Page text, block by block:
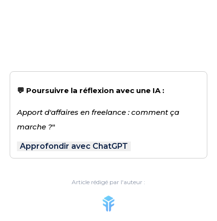
💬 Poursuivre la réflexion avec une IA :
Apport d'affaires en freelance : comment ça
marche ?"
Approfondir avec ChatGPT
Article rédigé par l'auteur :